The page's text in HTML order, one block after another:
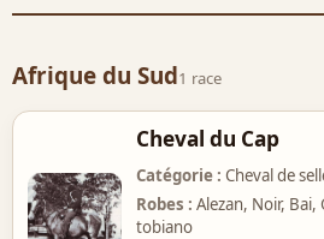
Afrique du Sud1 race
Cheval du Cap
Catégorie Cheval de
Robes
Alezan, Noir, Bai,
tobiano